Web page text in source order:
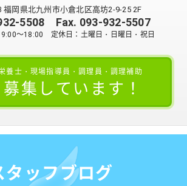
福岡県北九州市小倉北区高坊2-9-25 2F
5508 Fax. 093-932-5507
9:00～18:00 定休日：土曜日・日曜日・祝日
養士・現場指導員・調理員・調理補助
募集しています！
タッフブログ